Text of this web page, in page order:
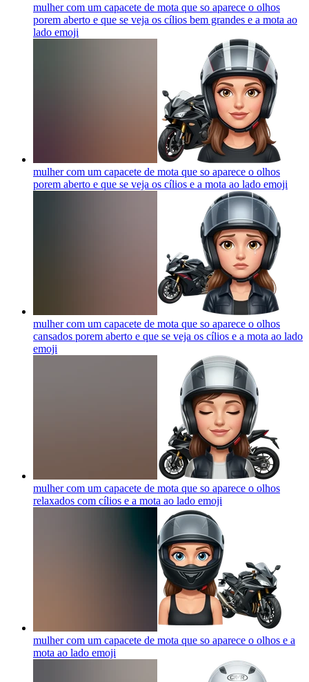
mulher com um capacete de mota que so aparece o olhos
porem aberto e que se veja os cílios bem grandes e a mota ao
lado emoji
mulher com um capacete de mota que so aparece o olhos
porem aberto e que se veja os cílios e a mota ao lado emoji
mulher com um capacete de mota que so aparece o olhos
cansados porem aberto e que se veja os cílios e a mota ao lado
emoji
mulher com um capacete de mota que so aparece o olhos
relaxados com cílios e a mota ao lado emoji
mulher com um capacete de mota que so aparece o olhos e a
mota ao lado emoji